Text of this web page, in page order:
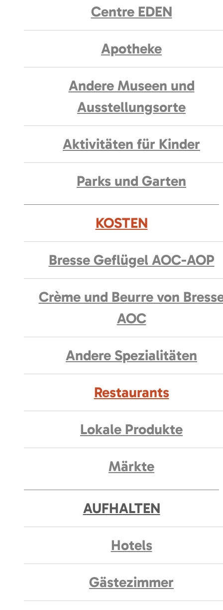
Centre EDEN
Apotheke
Andere Museen und
Ausstellungsorte
Aktivitäten für Kinder
Parks und Garten
KOSTEN
Bresse Geflügel AOC-AOP
Crème und Beurre von
AOC
Andere Spezialitäten
Restaurants
Lokale Produkte
Märkte
AUFHALTEN
Hotels
Gästezimmer